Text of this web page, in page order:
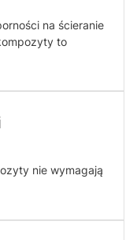
na ścieranie
to
nie wymagają